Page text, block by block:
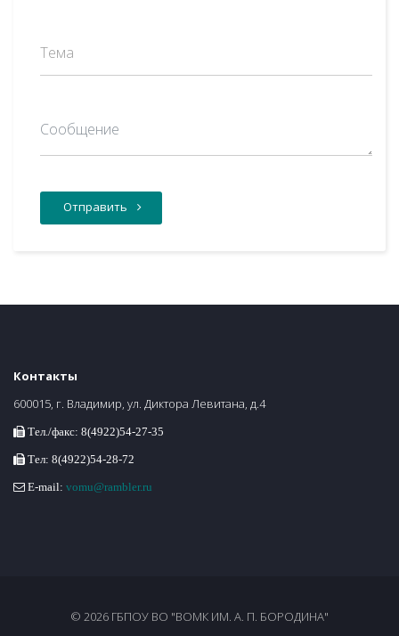
Отправить
Контакты
600015, г. Владимир, ул. Диктора Левитана, д.4
Тел./факс: 8(4922)54-27-35
Тел: 8(4922)54-28-72
E-mail: vomu@rambler.ru
© 2026 ГБПОУ ВО "ВОМК ИМ. А. П. БОРОДИНА"